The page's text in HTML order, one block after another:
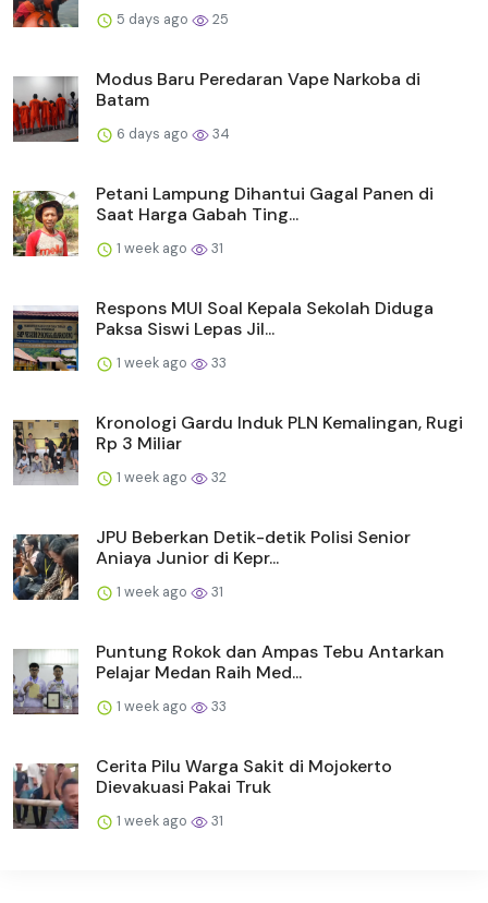
5 days ago 25
Modus Baru Peredaran Vape Narkoba di
Batam
6 days ago 34
Petani Lampung Dihantui Gagal Panen di
Saat Harga Gabah Ting...
1 week ago 31
Respons MUI Soal Kepala Sekolah Diduga
Paksa Siswi Lepas Jil...
1 week ago 33
Kronologi Gardu Induk PLN Kemalingan, Rugi
Rp 3 Miliar
1 week ago 32
JPU Beberkan Detik-detik Polisi Senior
Aniaya Junior di Kepr...
1 week ago 31
Puntung Rokok dan Ampas Tebu Antarkan
Pelajar Medan Raih Med...
1 week ago 33
Cerita Pilu Warga Sakit di Mojokerto
Dievakuasi Pakai Truk
1 week ago 31